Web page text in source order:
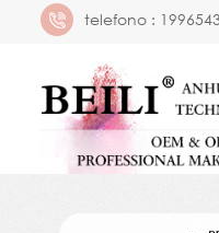
telefono :